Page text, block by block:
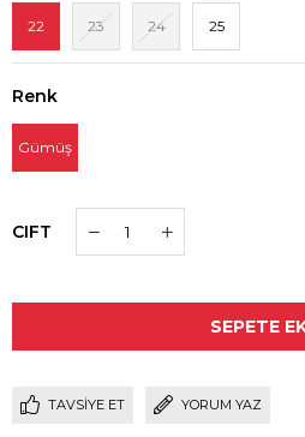
22 23 24 25
Renk
Gümüş
CIFT
TAVSIYE ET YORUM YAZ